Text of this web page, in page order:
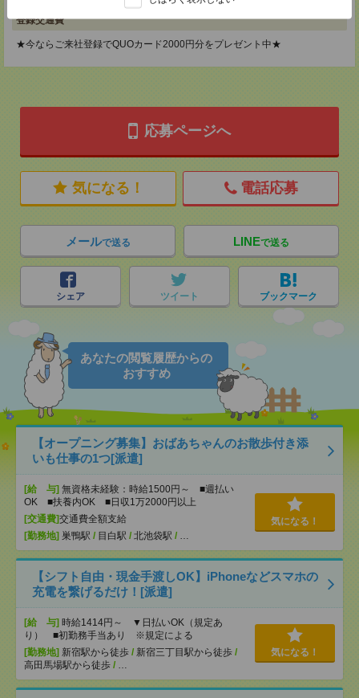
登録交通費
★今ならご来社登録でQUOカード2000円分をプレゼント中★
応募ページへ
気になる！ 電話応募
メールで送る LINEで送る
シェア ツイート ブックマーク
あなたの閲覧履歴からの
おすすめ
【オープニング募集】おばあちゃんのお散歩付き添
いも仕事の1つ[派遣]
[給 与] 無資格未経験：時給1500円～ ■週払い
OK ■扶養内OK ■日収1万2000円以上
[交通費]交通費全額支給
[勤務地] 巣鴨駅 / 目白駅 / 北池袋駅 / …
気になる！
【シフト自由・現金手渡しOK】iPhoneなどスマホの
充電を繋げるだけ！[派遣]
[給 与] 時給1414円～ ▼日払いOK（規定あ
り） ■初勤務手当あり ※規定による
[勤務地] 新宿駅から徒歩 / 新宿三丁目駅から徒歩 /
高田馬場駅から徒歩 / …
気になる！